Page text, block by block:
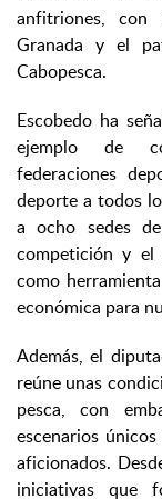
anfitriones,
Granada y el
Cabopesca.
Escobedo ha
ejemplo de
federaciones
deporte a todos
a ocho sedes
competición y el
como
económica para
Además, el
reúne unas
pesca, con
escenarios
aficionados.
iniciativas que